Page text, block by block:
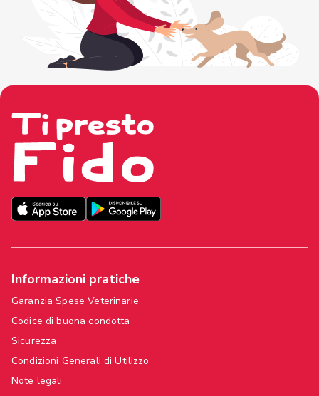
Informazioni pratiche
Garanzia Spese Veterinarie
Codice di buona condotta
Sicurezza
Condizioni Generali di Utilizzo
Note legali